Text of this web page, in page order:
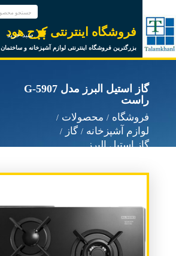
فروشگاه اینترنتی کرج هود
بزرگترین فروشگاه اینترنتی لوازم آشپزخانه و ساختمان
سبد خرید
گاز استیل البرز مدل G-5907
راست
فروشگاه
محصولات
لوازم آشپزخانه
گاز
گاز استیل البرز